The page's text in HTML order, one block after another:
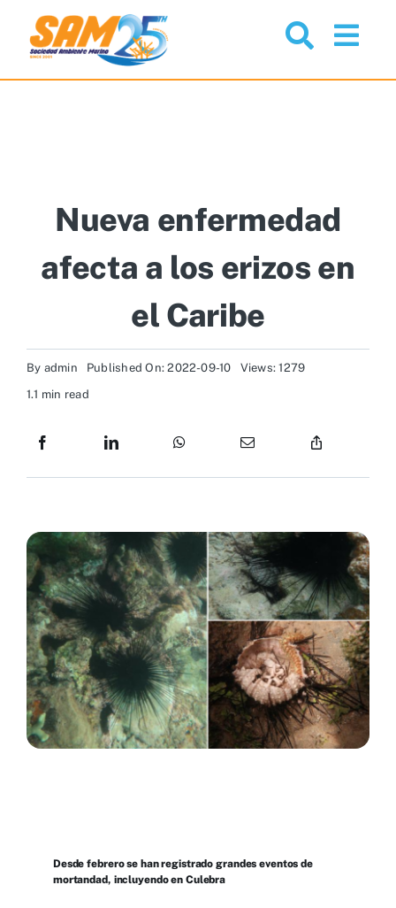
content
Noticias
Comunidad
Recursos Visuales
Recursos Administrativos
Contactos
Nueva enfermedad
afecta a los erizos en
el Caribe
By admin Published On: 2022-09-10
Views: 1279
1.1 min read
Desde febrero se han registrado grandes eventos de
mortandad, incluyendo en Culebra